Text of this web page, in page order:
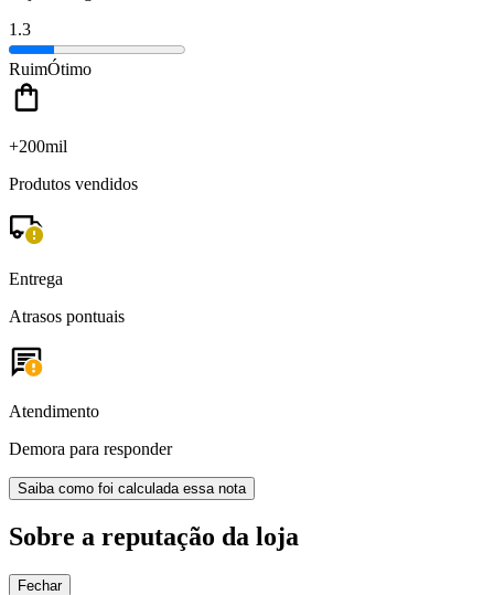
1.3
RuimÓtimo
+200mil
Produtos vendidos
Entrega
Atrasos pontuais
Atendimento
Demora para responder
Saiba como foi calculada essa nota
Sobre a reputação da loja
Fechar